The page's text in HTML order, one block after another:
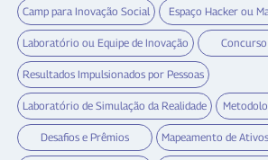
Camp para Inovação Social Espaço Hacker ou
Laboratório ou Equipe de Inovação Concurso
Resultados Impulsionados por Pessoas
Laboratório de Simulação da Realidade
Desafios e Prêmios Mapeamento de